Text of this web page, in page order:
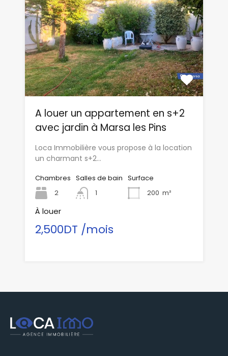
A louer un appartement en s+2
avec jardin à Marsa les Pins
Loca Immobilière vous propose à la location
un charmant s+2…
Chambres
2
Salles de bain
1
Surface
200 m²
À louer
2,500DT /mois